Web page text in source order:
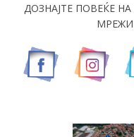
ДОЗНАЈТЕ ПОВЕЌЕ
МРЕЖИ